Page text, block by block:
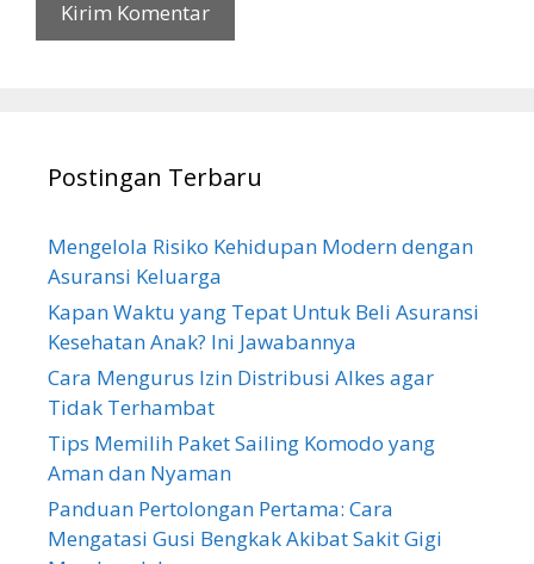
Postingan Terbaru
Mengelola Risiko Kehidupan Modern dengan
Asuransi Keluarga
Kapan Waktu yang Tepat Untuk Beli Asuransi
Kesehatan Anak? Ini Jawabannya
Cara Mengurus Izin Distribusi Alkes agar
Tidak Terhambat
Tips Memilih Paket Sailing Komodo yang
Aman dan Nyaman
Panduan Pertolongan Pertama: Cara
Mengatasi Gusi Bengkak Akibat Sakit Gigi